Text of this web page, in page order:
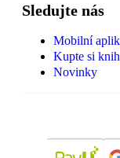
Sledujte nás
Mobilní
Kupte si
Novinky